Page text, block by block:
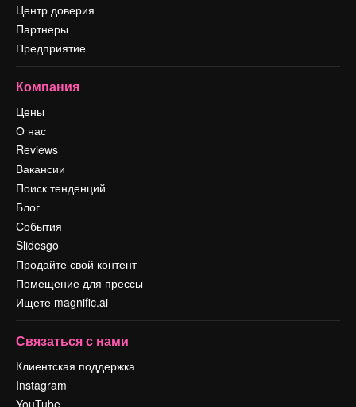
Центр доверия
Партнеры
Предприятие
Компания
Цены
О нас
Reviews
Вакансии
Поиск тенденций
Блог
События
Slidesgo
Продайте свой контент
Помещение для прессы
Ищете magnific.ai
Связаться с нами
Клиентская поддержка
Instagram
YouTube